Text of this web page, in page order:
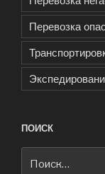
Перевозка
ПОИСК